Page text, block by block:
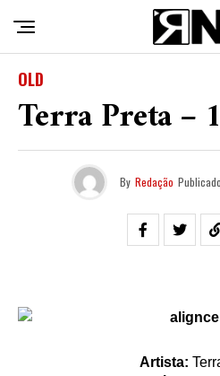
OLD
Terra Preta –
By Redação Publicado
Artista: